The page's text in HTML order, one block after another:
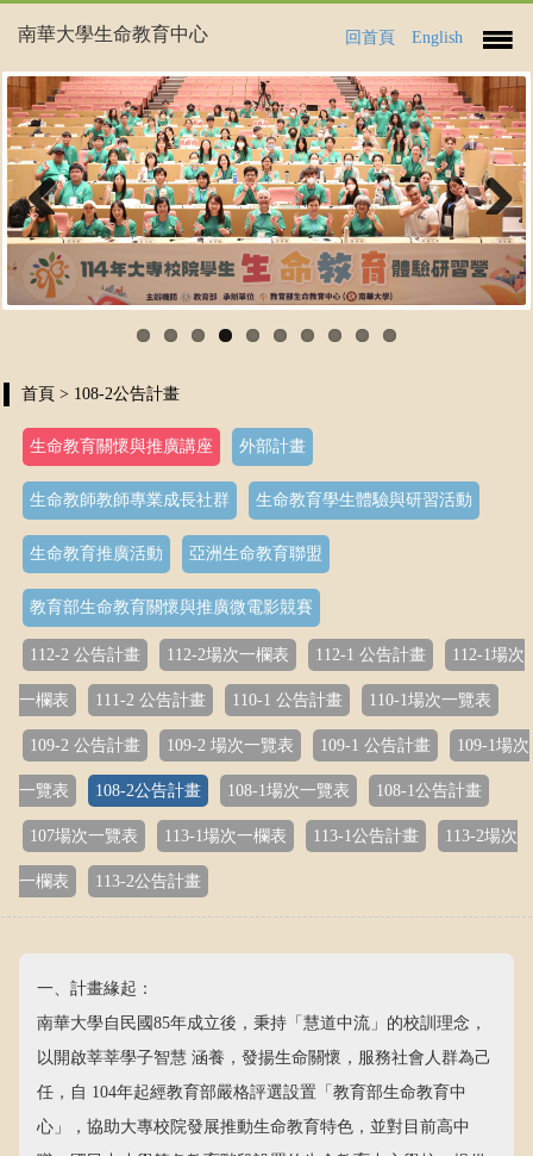
南華大學生命教育中心 回首頁 English
Previous Next
首頁 > 108-2公告計畫
生命教育關懷與推廣講座 外部計畫
生命教師教師專業成長社群 生命教育學生體驗與研習活動
生命教育推廣活動 亞洲生命教育聯盟
教育部生命教育關懷與推廣微電影競賽
112-2 公告計畫 112-2場次一欄表 112-1 公告計畫 112-1場次
一欄表 111-2 公告計畫 110-1 公告計畫 110-1場次一覽表
109-2 公告計畫 109-2 場次一覽表 109-1 公告計畫 109-1場次
一覽表 108-2公告計畫 108-1場次一覽表 108-1公告計畫
107場次一覽表 113-1場次一欄表 113-1公告計畫 113-2場次
一欄表 113-2公告計畫
一、計畫緣起：
南華大學自民國85年成立後，秉持「慧道中流」的校訓理念，
以開啟莘莘學子智慧 涵養，發揚生命關懷，服務社會人群為己
任，自 104年起經教育部嚴格評選設置「教育部生命教育中
心」，協助大專校院發展推動生命教育特色，並對目前高中